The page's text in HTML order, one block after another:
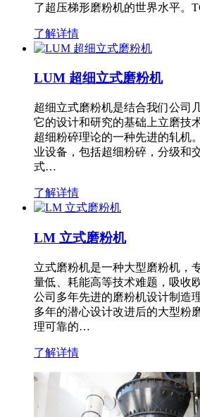
了超压梯形磨粉机的世界水平。
了解详情
LUM 超细立式磨粉机
超细立式磨粉机是结合我们公司
它的设计和研究的基础上立磨技
超细粉碎理论的一种先进的轧机
业设备，包括超细粉碎，分级和
式…
了解详情
LM 立式磨粉机
立式磨粉机是一种大型磨粉机，
量低、耗能高等技术难题，吸收
公司多年先进的磨粉机设计制造
多年的潜心设计改进后的大型粉
理可靠的…
了解详情